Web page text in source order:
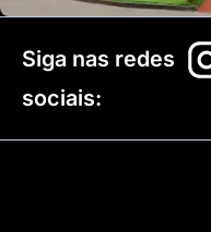
Siga nas redes
sociais: